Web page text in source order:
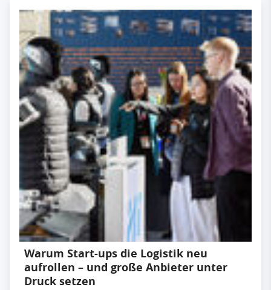
Warum Start-ups die Logistik neu
aufrollen – und große Anbieter unter
Druck setzen